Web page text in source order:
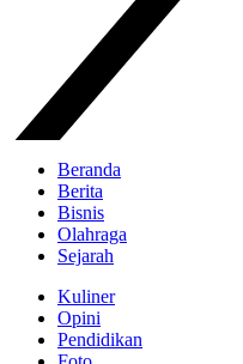
Beranda
Berita
Bisnis
Olahraga
Sejarah
Kuliner
Opini
Pendidikan